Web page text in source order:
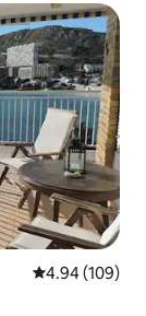
從 109 則評價
4.94 (109)